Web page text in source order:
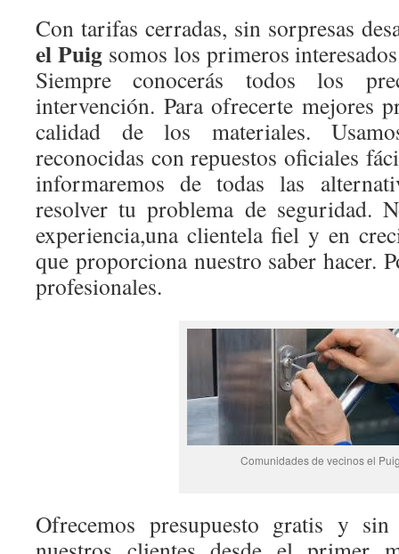
Con tarifas cerradas, sin sorpresas
el Puigsomos los primeros
Siempre conocerás todos los
intervención. Para ofrecerte mejores
calidad de los materiales.
reconocidas con repuestos oficiales
informaremos de todas las
resolver tu problema de seguridad.
experiencia,una clientela fiel y en
que proporciona nuestro saber hacer.
profesionales.
Comunidades de vecinos el
Ofrecemos presupuesto gratis y